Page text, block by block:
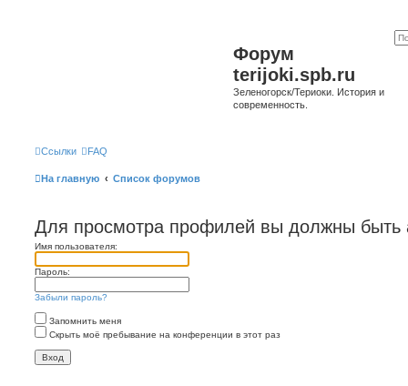
Форум
terijoki.spb.ru
Зеленогорск/Териоки. История и
современность.
Ссылки FAQ
На главную Список форумов
Для просмотра профилей вы должны быть
Имя пользователя:
Пароль:
Забыли пароль?
Запомнить меня
Скрыть моё пребывание на конференции в этот раз